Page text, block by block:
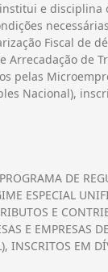
e disciplina
Fiscal de
Arrecadação de
pelas
Nacional),
DE
ESPECIAL
E
E EMPRESAS
INSCRITOS EM